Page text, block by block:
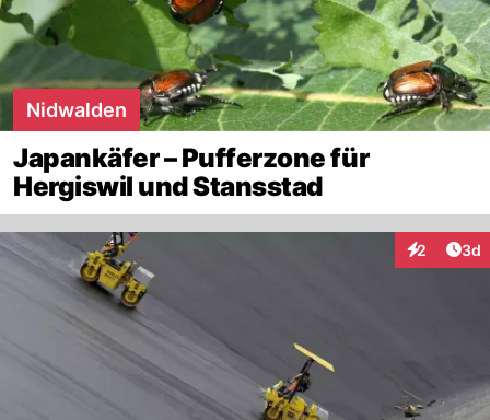
Nidwalden
Japankäfer – Pufferzone für
Hergiswil und Stansstad
2 3d